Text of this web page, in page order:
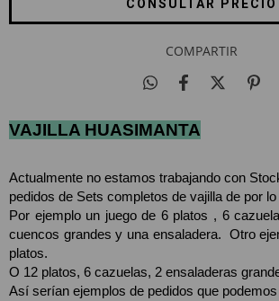
COMPARTIR
VAJILLA HUASIMANTA
Actualmente no estamos trabajando con
pedidos de Sets completos de vajilla de por
Por ejemplo un juego de 6 platos , 6
cuencos grandes y una ensaladera.  Otro
platos.
O 12 platos, 6 cazuelas, 2 ensaladeras
Así serían ejemplos de pedidos que podemos